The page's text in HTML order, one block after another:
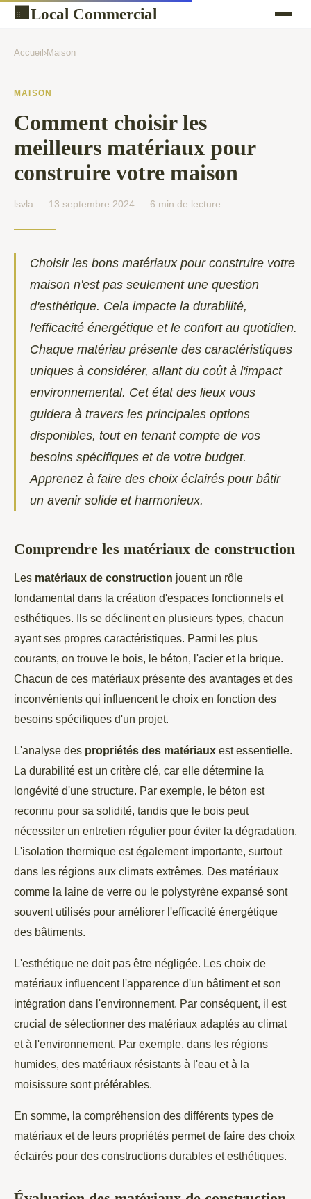
🏢 Local Commercial
Accueil ›Maison
MAISON
Comment choisir les
meilleurs matériaux pour
construire votre maison
lsvla — 13 septembre 2024 — 6 min de lecture
Choisir les bons matériaux pour construire votre
maison n'est pas seulement une question
d'esthétique. Cela impacte la durabilité,
l'efficacité énergétique et le confort au quotidien.
Chaque matériau présente des caractéristiques
uniques à considérer, allant du coût à l'impact
environnemental. Cet état des lieux vous
guidera à travers les principales options
disponibles, tout en tenant compte de vos
besoins spécifiques et de votre budget.
Apprenez à faire des choix éclairés pour bâtir
un avenir solide et harmonieux.
Comprendre les matériaux de construction
Les matériaux de construction jouent un rôle
fondamental dans la création d'espaces fonctionnels et
esthétiques. Ils se déclinent en plusieurs types, chacun
ayant ses propres caractéristiques. Parmi les plus
courants, on trouve le bois, le béton, l'acier et la brique.
Chacun de ces matériaux présente des avantages et des
inconvénients qui influencent le choix en fonction des
besoins spécifiques d'un projet.
L'analyse des propriétés des matériaux est essentielle.
La durabilité est un critère clé, car elle détermine la
longévité d'une structure. Par exemple, le béton est
reconnu pour sa solidité, tandis que le bois peut
nécessiter un entretien régulier pour éviter la dégradation.
L'isolation thermique est également importante, surtout
dans les régions aux climats extrêmes. Des matériaux
comme la laine de verre ou le polystyrène expansé sont
souvent utilisés pour améliorer l'efficacité énergétique
des bâtiments.
L'esthétique ne doit pas être négligée. Les choix de
matériaux influencent l'apparence d'un bâtiment et son
intégration dans l'environnement. Par conséquent, il est
crucial de sélectionner des matériaux adaptés au climat
et à l'environnement. Par exemple, dans les régions
humides, des matériaux résistants à l'eau et à la
moisissure sont préférables.
En somme, la compréhension des différents types de
matériaux et de leurs propriétés permet de faire des choix
éclairés pour des constructions durables et esthétiques.